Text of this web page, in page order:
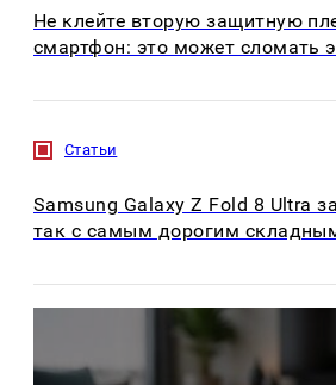
Не клейте вторую защитную
смартфон: это может сломать
Статьи
Samsung Galaxy Z Fold 8 Ultra
так с самым дорогим